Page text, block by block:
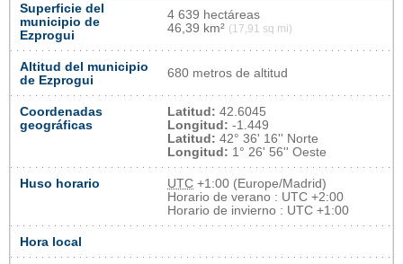
Superficie del
municipio de
Ezprogui
4 639 hectáreas
46,39 km² (17,91 sq mi)
Altitud del municipio
de Ezprogui
680 metros de altitud
Coordenadas
geográficas
Latitud: 42.6045
Longitud: -1.449
Latitud: 42° 36' 16'' Norte
Longitud: 1° 26' 56'' Oeste
Huso horario UTC +1:00 (Europe/Madrid)
Horario de verano : UTC +2:00
Horario de invierno : UTC +1:00
Hora local